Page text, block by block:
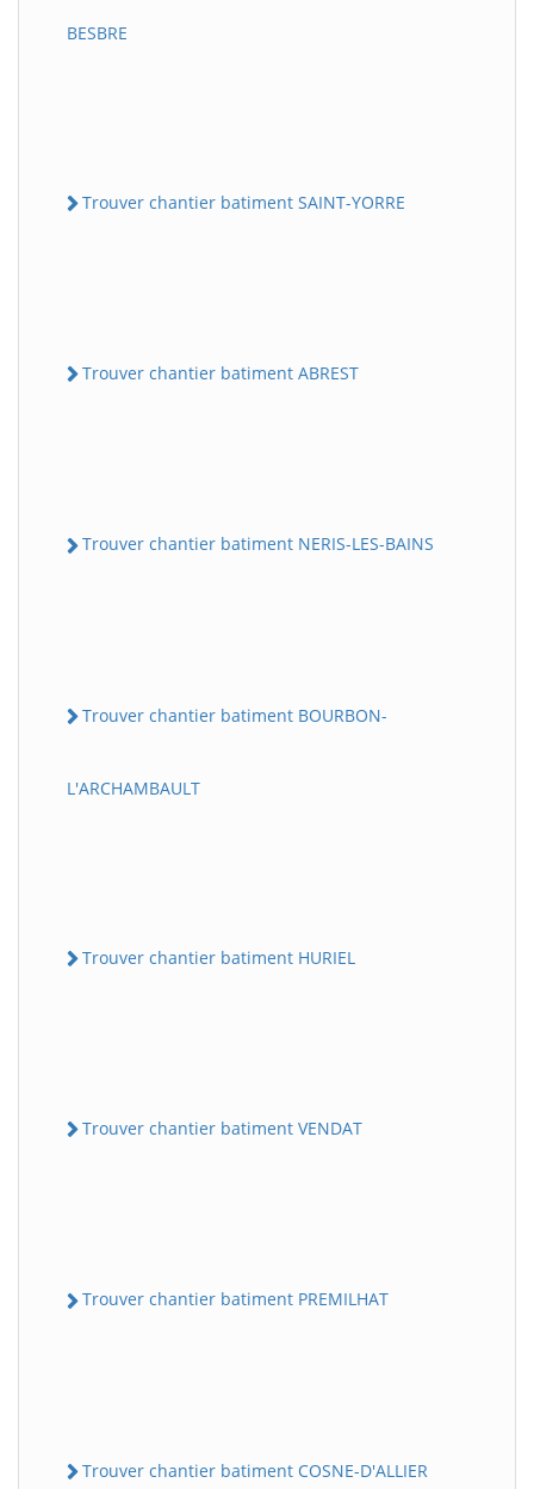
BESBRE
Trouver chantier batiment SAINT-YORRE
Trouver chantier batiment ABREST
Trouver chantier batiment NERIS-LES-BAINS
Trouver chantier batiment BOURBON-
L'ARCHAMBAULT
Trouver chantier batiment HURIEL
Trouver chantier batiment VENDAT
Trouver chantier batiment PREMILHAT
Trouver chantier batiment COSNE-D'ALLIER